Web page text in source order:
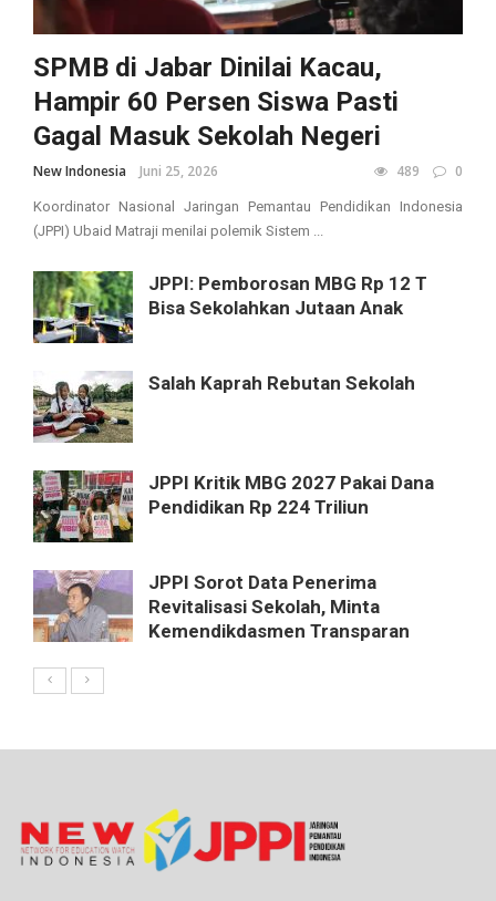
SPMB di Jabar Dinilai Kacau,
Hampir 60 Persen Siswa Pasti
Gagal Masuk Sekolah Negeri
New Indonesia Juni 25, 2026 489 0
Koordinator Nasional Jaringan Pemantau Pendidikan Indonesia
(JPPI) Ubaid Matraji menilai polemik Sistem ...
JPPI: Pemborosan MBG Rp 12 T
Bisa Sekolahkan Jutaan Anak
Salah Kaprah Rebutan Sekolah
JPPI Kritik MBG 2027 Pakai Dana
Pendidikan Rp 224 Triliun
JPPI Sorot Data Penerima
Revitalisasi Sekolah, Minta
Kemendikdasmen Transparan